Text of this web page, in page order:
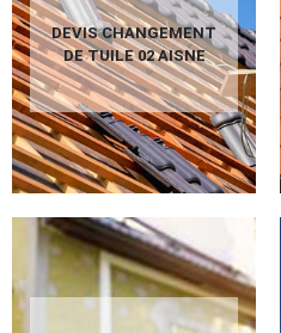
DEVIS CHANGEMENT
DE TUILE 02 AISNE